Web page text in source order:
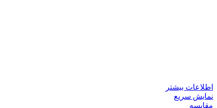
اطلاعات بیشتر
نمایش سریع
مقايسه